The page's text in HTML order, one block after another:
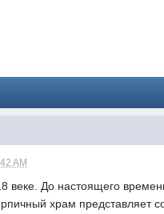
AM
веке. До настоящего
храм представляет